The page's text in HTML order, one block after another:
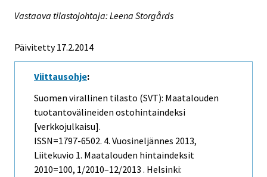
Vastaava tilastojohtaja: Leena Storgårds
Päivitetty 17.2.2014
Viittausohje:
Suomen virallinen tilasto (SVT): Maatalouden
tuotantovälineiden ostohintaindeksi
[verkkojulkaisu].
ISSN=1797-6502. 4. Vuosineljännes 2013,
Liitekuvio 1. Maatalouden hintaindeksit
2010=100, 1/2010–12/2013 . Helsinki: